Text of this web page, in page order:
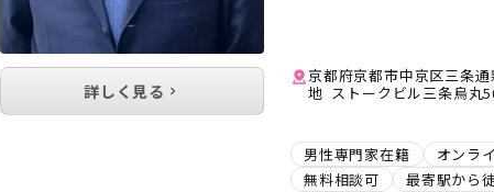
京都府京都市中京区三条
地 ストークビル三条烏丸
男性専門家在籍 オンラ
無料相談可
最寄駅から
詳しく見る